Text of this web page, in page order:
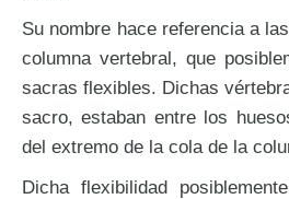
Su nombre hace referencia a
columna vertebral, que
sacras flexibles. Dichas
sacro, estaban entre los
del extremo de la cola de la
Dicha flexibilidad